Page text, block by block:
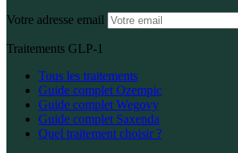
Votre adresse email
Traitements GLP-1
Tous les traitements
Guide complet Ozempic
Guide complet Wegovy
Guide complet Saxenda
Quel traitement choisir ?